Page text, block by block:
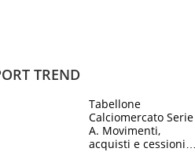
TREND
Tabellone
Calciomercato Serie
A. Movimenti,
acquisti e cessioni: